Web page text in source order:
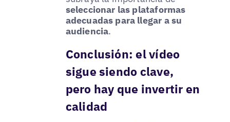
seleccionar las plataformas
adecuadas para llegar a su
audiencia.
Conclusión: el vídeo
sigue siendo clave,
pero hay que invertir en
calidad